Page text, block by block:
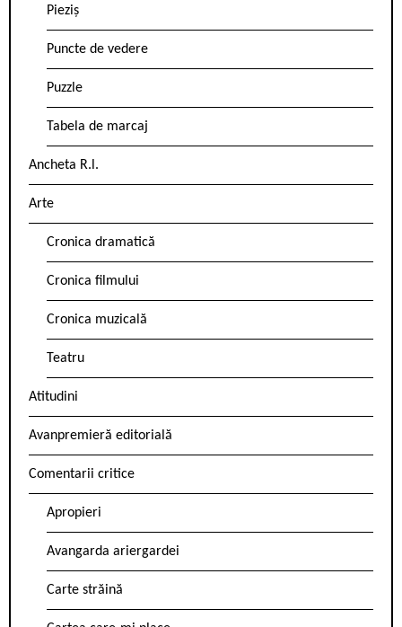
Pieziș
Puncte de vedere
Puzzle
Tabela de marcaj
Ancheta R.l.
Arte
Cronica dramatică
Cronica filmului
Cronica muzicală
Teatru
Atitudini
Avanpremieră editorială
Comentarii critice
Apropieri
Avangarda ariergardei
Carte străină